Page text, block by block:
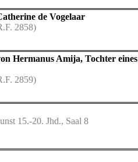
de Vogelaar
2858)
Hermanus Amija, Tochter eines
2859)
15.-20. Jhd., Saal 8